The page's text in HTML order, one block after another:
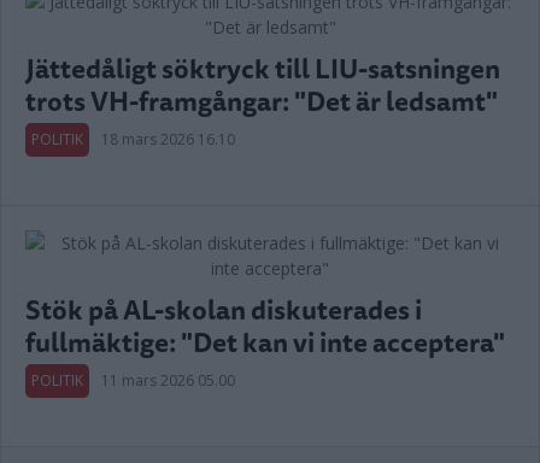
Jättedåligt söktryck till LIU-satsningen
trots VH-framgångar: "Det är ledsamt"
POLITIK 18 mars 2026 16.10
Stök på AL-skolan diskuterades i
fullmäktige: "Det kan vi inte acceptera"
POLITIK 11 mars 2026 05.00